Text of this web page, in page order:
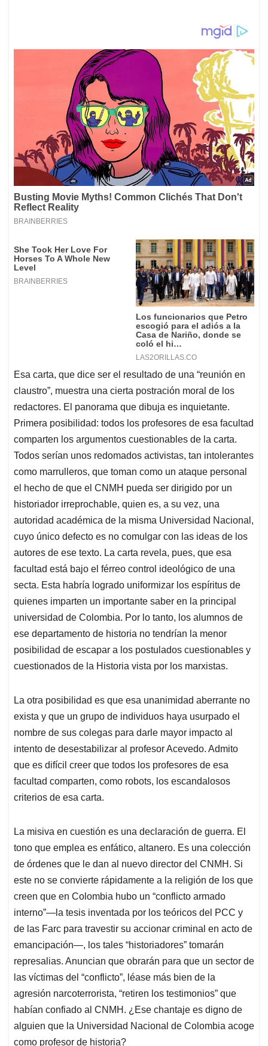
Esa carta, que dice ser el resultado de una “reunión en
claustro”, muestra una cierta postración moral de los
redactores. El panorama que dibuja es inquietante.
Primera posibilidad: todos los profesores de esa facultad
comparten los argumentos cuestionables de la carta.
Todos serían unos redomados activistas, tan intolerantes
como marrulleros, que toman como un ataque personal
el hecho de que el CNMH pueda ser dirigido por un
historiador irreprochable, quien es, a su vez, una
autoridad académica de la misma Universidad Nacional,
cuyo único defecto es no comulgar con las ideas de los
autores de ese texto. La carta revela, pues, que esa
facultad está bajo el férreo control ideológico de una
secta. Esta habría logrado uniformizar los espíritus de
quienes imparten un importante saber en la principal
universidad de Colombia. Por lo tanto, los alumnos de
ese departamento de historia no tendrían la menor
posibilidad de escapar a los postulados cuestionables y
cuestionados de la Historia vista por los marxistas.
La otra posibilidad es que esa unanimidad aberrante no
exista y que un grupo de individuos haya usurpado el
nombre de sus colegas para darle mayor impacto al
intento de desestabilizar al profesor Acevedo. Admito
que es difícil creer que todos los profesores de esa
facultad comparten, como robots, los escandalosos
criterios de esa carta.
La misiva en cuestión es una declaración de guerra. El
tono que emplea es enfático, altanero. Es una colección
de órdenes que le dan al nuevo director del CNMH. Si
este no se convierte rápidamente a la religión de los que
creen que en Colombia hubo un “conflicto armado
interno”—la tesis inventada por los teóricos del PCC y
de las Farc para travestir su accionar criminal en acto de
emancipación—, los tales “historiadores” tomarán
represalias. Anuncian que obrarán para que un sector de
las víctimas del “conflicto”, léase más bien de la
agresión narcoterrorista, “retiren los testimonios” que
habían confiado al CNMH. ¿Ese chantaje es digno de
alguien que la Universidad Nacional de Colombia acoge
como profesor de historia?